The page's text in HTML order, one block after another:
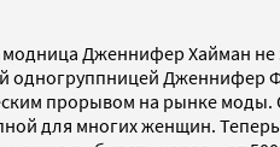
Дженнифер Хайман
одногруппницей Дженнифер
прорывом на рынке
для многих женщин.